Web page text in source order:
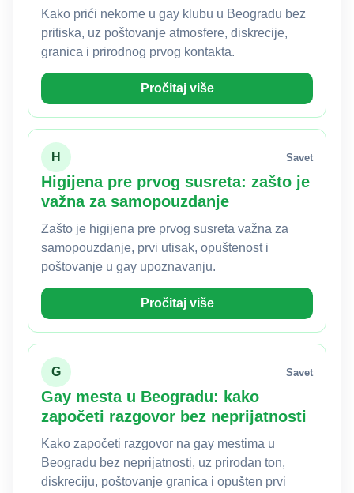
Kako prići nekome u gay klubu u Beogradu bez
pritiska, uz poštovanje atmosfere, diskrecije,
granica i prirodnog prvog kontakta.
Pročitaj više
H Savet
Higijena pre prvog susreta: zašto je
važna za samopouzdanje
Zašto je higijena pre prvog susreta važna za
samopouzdanje, prvi utisak, opuštenost i
poštovanje u gay upoznavanju.
Pročitaj više
G Savet
Gay mesta u Beogradu: kako
započeti razgovor bez neprijatnosti
Kako započeti razgovor na gay mestima u
Beogradu bez neprijatnosti, uz prirodan ton,
diskreciju, poštovanje granica i opušten prvi